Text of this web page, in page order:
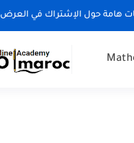
هامة حول الإشتراك في العرض